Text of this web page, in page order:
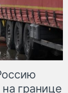
границе